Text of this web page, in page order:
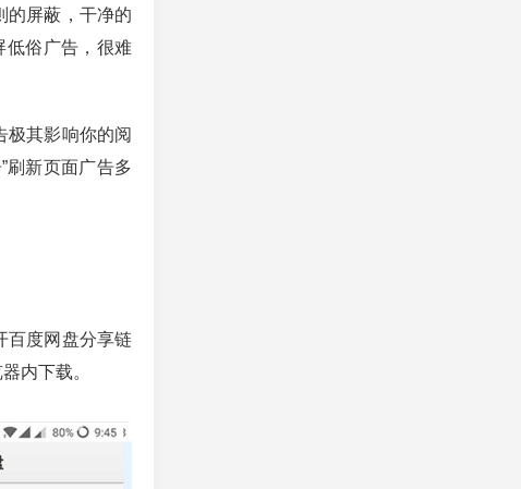
的屏蔽，干净的
低俗广告，很难
极其影响你的阅
刷新页面广告多
百度网盘分享链
内下载。